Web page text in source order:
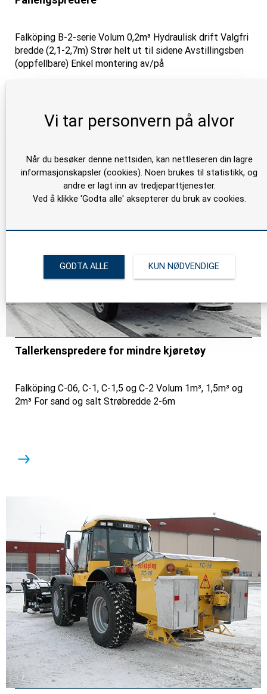
Falköping B-2-serie Volum 0,2m³ Hydraulisk drift Valgfri
bredde (2,1-2,7m) Strør helt ut til sidene Avstillingsben
(oppfellbare) Enkel montering av/på
Tallerkenspredere for mindre kjøretøy
Falköping C-06, C-1, C-1,5 og C-2 Volum 1m³, 1,5m³ og
2m³ For sand og salt Strøbredde 2-6m
Vi tar personvern på alvor
Når du besøker denne nettsiden, kan nettleseren din lagre
informasjonskapsler (cookies). Noen brukes til statistikk, og
andre er lagt inn av tredjeparttjenester.
Ved å klikke 'Godta alle' aksepterer du bruk av cookies.
GODTA ALLE KUN NØDVENDIGE